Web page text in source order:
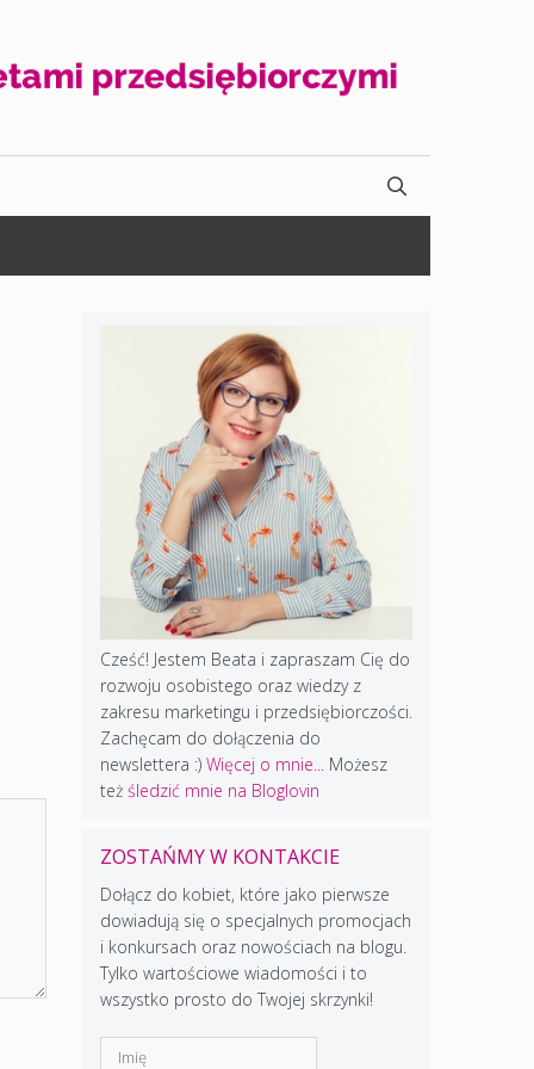
Cześć! Jestem Beata i zapraszam Cię do
rozwoju osobistego oraz wiedzy z
zakresu marketingu i przedsiębiorczości.
Zachęcam do dołączenia do
newslettera :) Więcej o mnie...
Możesz
też śledzić mnie na Bloglovin
ZOSTAŃMY W KONTAKCIE
Dołącz do kobiet, które jako pierwsze
dowiadują się o specjalnych promocjach
i konkursach oraz nowościach na blogu.
Tylko wartościowe wiadomości i to
wszystko prosto do Twojej skrzynki!